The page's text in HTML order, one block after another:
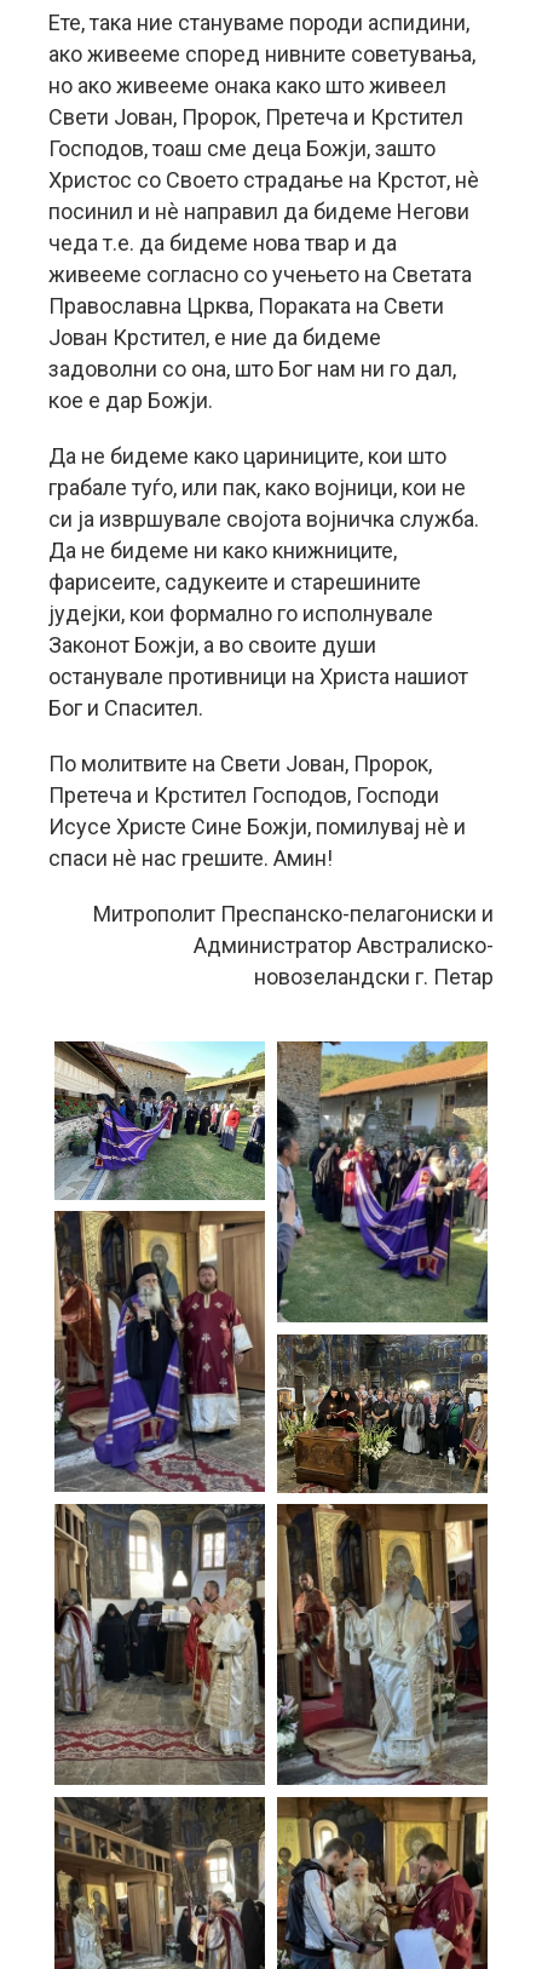
Ете, така ние стануваме породи аспидини,
ако живееме според нивните советувања,
но ако живееме онака како што живеел
Свети Јован, Пророк, Претеча и Крстител
Господов, тоаш сме деца Божји, зашто
Христос со Своето страдање на Крстот, нè
посинил и нè направил да бидеме Негови
чеда т.е. да бидеме нова твар и да
живееме согласно со учењето на Светата
Православна Црква, Пораката на Свети
Јован Крстител, е ние да бидеме
задоволни со она, што Бог нам ни го дал,
кое е дар Божји.
Да не бидеме како цариниците, кои што
грабале туѓо, или пак, како војници, кои не
си ја извршувале својота војничка служба.
Да не бидеме ни како книжниците,
фарисеите, садукеите и старешините
јудејки, кои формално го исполнувале
Законот Божји, а во своите души
останувале противници на Христа нашиот
Бог и Спасител.
По молитвите на Свети Јован, Пророк,
Претеча и Крстител Господов, Господи
Исусе Христе Сине Божји, помилувај нè и
спаси нè нас грешите. Амин!
Митрополит Преспанско-пелагониски и
Администратор Австралиско-
новозеландски г. Петар